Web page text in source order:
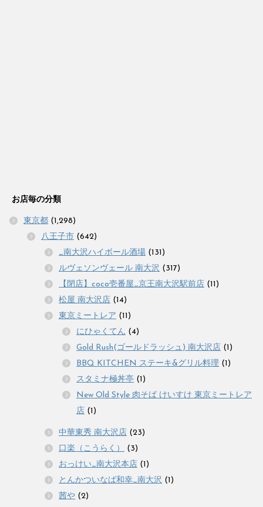
お店毎の分類
東京都 (1,298)
八王子市 (642)
_南大沢ハイボール酒場 (131)
ルヴェソンヴェール 南大沢 (317)
【閉店】coco壱番屋_京王南大沢駅前店 (11)
松屋 南大沢店 (14)
東京ミートレア (11)
にひゃくてん (4)
Gold Rush(ゴールドラッシュ) 南大沢店 (1)
BBQ KITCHEN ステーキ&グリル料理 (1)
スタミナ極丼亭 (1)
New Old Style 肉そば けいすけ 東京ミートレア
店 (1)
中華東秀 南大沢店 (23)
口楽（こうらく）
(3)
おっけい_南大沢本店 (1)
とんかついなば和幸_南大沢 (1)
茜や (2)